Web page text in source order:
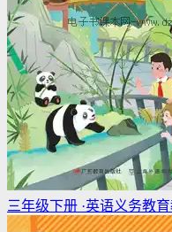
三年级下册 ·英语义务教